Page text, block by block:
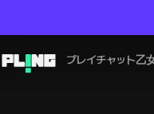
プレイチャット乙